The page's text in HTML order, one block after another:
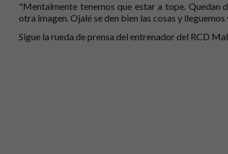
"Mentalmente tenemos que estar a tope. Quedan
otra imagen. Ojalé se den bien las cosas y
Sigue la rueda de prensa del entrenador del RCD